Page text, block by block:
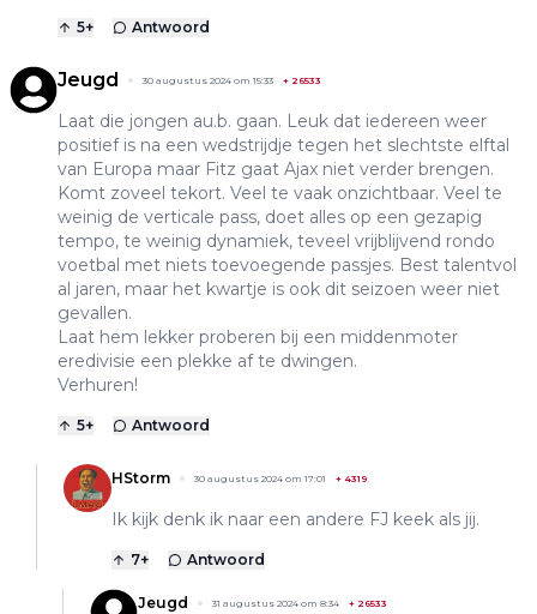
5+ Antwoord
Jeugd 30 augustus 2024 om 15:33 + 26533
Laat die jongen au.b. gaan. Leuk dat iedereen weer
positief is na een wedstrijdje tegen het slechtste elftal
van Europa maar Fitz gaat Ajax niet verder brengen.
Komt zoveel tekort. Veel te vaak onzichtbaar. Veel te
weinig de verticale pass, doet alles op een gezapig
tempo, te weinig dynamiek, teveel vrijblijvend rondo
voetbal met niets toevoegende passjes. Best talentvol
al jaren, maar het kwartje is ook dit seizoen weer niet
gevallen.
Laat hem lekker proberen bij een middenmoter
eredivisie een plekke af te dwingen.
Verhuren!
5+ Antwoord
HStorm 30 augustus 2024 om 17:01 + 4319
Ik kijk denk ik naar een andere FJ keek als jij.
7+ Antwoord
Jeugd 31 augustus 2024 om 8:34 + 26533